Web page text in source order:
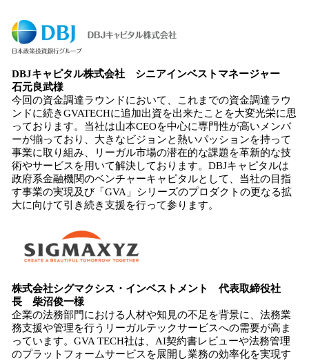
DBJキャピタル株式会社 シニアインベストマネージャー
石元良武様
今回の資金調達ラウンドにおいて、これまでの資金調達ラウ
ンドに続きGVATECHに追加出資を出来たことを大変光栄に思
っております。当社は山本CEOを中心に専門性が高いメンバ
ーが揃っており、大きなビジョンと熱いパッションを持って
事業に取り組み、リーガル市場の潜在的な課題を革新的な技
術やサービスを用いて解決しております。DBJキャピタルは
政府系金融機関のベンチャーキャピタルとして、当社の目指
す事業の実現及び「GVA」シリーズのプロダクトの更なる拡
大に向けて引き続き支援を行って参ります。
株式会社シグマクシス・インベストメント 代表取締役社
長 柴沼俊一様
企業の法務部門における人材や知見の不足を背景に、法務業
務支援や管理を行うリーガルテックサービスへの需要が高ま
っています。GVA TECH社は、AI契約書レビューや法務管理
のプラットフォームサービスを展開し業務の効率化を実現す